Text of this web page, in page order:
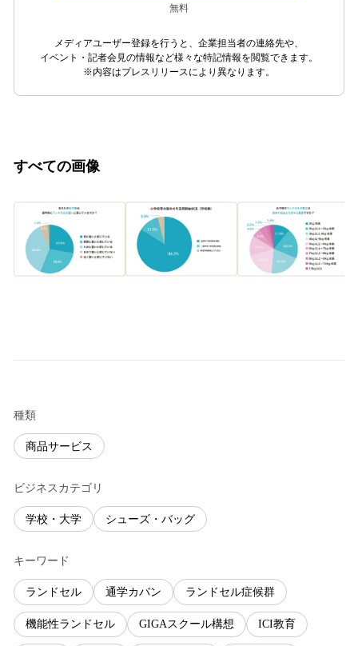
無料
メディアユーザー登録を行うと、企業担当者の連絡先や、
イベント・記者会見の情報など様々な特記情報を閲覧できます。
※内容はプレスリリースにより異なります。
すべての画像
種類
商品サービス
ビジネスカテゴリ
学校・大学 シューズ・バッグ
キーワード
ランドセル 通学カバン ランドセル症候群
機能性ランドセル GIGAスクール構想 ICI教育